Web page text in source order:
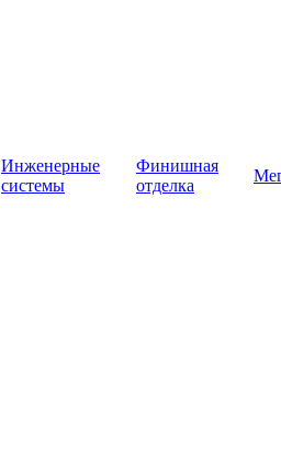
Инженерные
системы
Финишная
отделка